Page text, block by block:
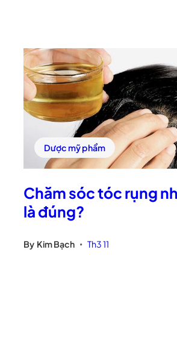
Dược mỹ phẩm
Chăm sóc tóc rụng
là đúng?
By Kim Bạch • Th3 11